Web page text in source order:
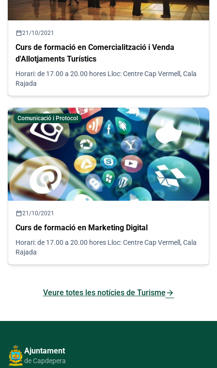
calendar_today21/10/2021
Curs de formació en Comercialització i Venda
d'Allotjaments Turístics
Horari: de 17.00 a 20.00 hores Lloc: Centre Cap Vermell, Cala
Rajada
Comunicació i Protocol
calendar_today21/10/2021
Curs de formació en Marketing Digital
Horari: de 17.00 a 20.00 hores Lloc: Centre Cap Vermell, Cala
Rajada
Veure totes les notícies de Turisme arrow_forward
Ajuntament
de Capdepera